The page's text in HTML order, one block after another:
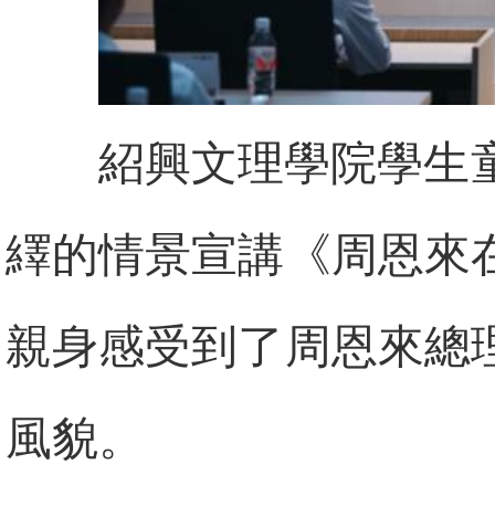
紹興文理學院學生
繹的情景宣講《周恩來
親身感受到了周恩來總
風貌。